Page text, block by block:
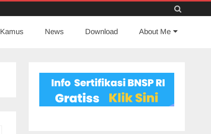
to
Kamus News Download About Me